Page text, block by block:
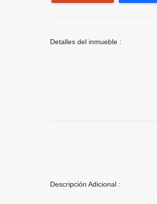
Detalles del inmueble :
Descripción Adicional :